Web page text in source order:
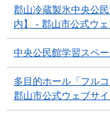
郡山冷蔵製氷中央公
内】 - 郡山市公式ウェ
中央公民館学習スペ
多目的ホール「フル
郡山市公式ウェブサイ